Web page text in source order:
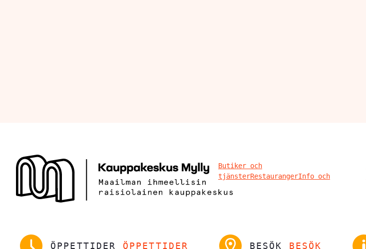
Butiker och
tjänsterRestaurangerInfo och
ÖPPETTIDER ÖPPETTIDER BESÖK BESÖK